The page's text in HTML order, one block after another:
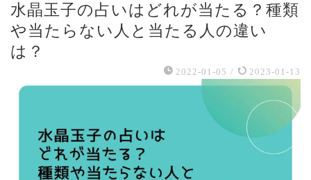
水晶玉子の占いはどれが当たる？種類
や当たらない人と当たる人の違い
は？
2022-01-05 / 2023-01-13